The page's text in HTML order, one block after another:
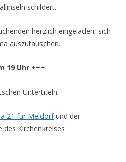
schildert.
herzlich eingeladen, sich
auszutauschen.
19 Uhr +++
Untertiteln.
21 für Meldorfund der
des Kirchenkreises